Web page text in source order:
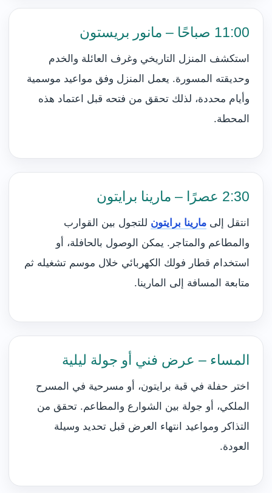
11:00 صباحًا – مانور بريستون
استكشف المنزل التاريخي وغرف العائلة والخدم
وحديقته المسورة. يعمل المنزل وفق مواعيد موسمية
وأيام محددة، لذلك تحقق من فتحه قبل اعتماد هذه
المحطة.
2:30 عصرًا – مارينا برايتون
انتقل إلى مارينا برايتون للتجول بين القوارب
والمطاعم والمتاجر. يمكن الوصول بالحافلة، أو
استخدام قطار فولك الكهربائي خلال موسم تشغيله ثم
متابعة المسافة إلى المارينا.
المساء – عرض فني أو جولة ليلية
اختر حفلة في قبة برايتون، أو مسرحية في المسرح
الملكي، أو جولة بين الشوارع والمطاعم. تحقق من
التذاكر ومواعيد انتهاء العرض قبل تحديد وسيلة
العودة.